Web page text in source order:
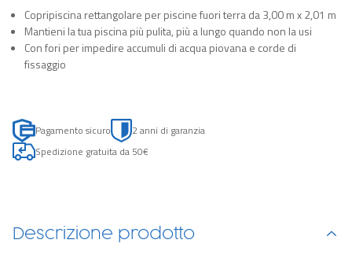
Copripiscina rettangolare per piscine fuori terra da 3,00 m x 2,01 m
Mantieni la tua piscina più pulita, più a lungo quando non la usi
Con fori per impedire accumuli di acqua piovana e corde di
fissaggio
Pagamento sicuro
2 anni di garanzia
Spedizione gratuita da 50€
Descrizione prodotto